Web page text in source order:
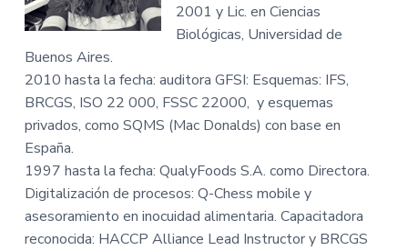
2001 y Lic. en Ciencias
Biológicas, Universidad de
Buenos Aires.
2010 hasta la fecha: auditora GFSI: Esquemas: IFS,
BRCGS, ISO 22 000, FSSC 22000, y esquemas
privados, como SQMS (Mac Donalds) con base en
España.
1997 hasta la fecha: QualyFoods S.A. como Directora.
Digitalización de procesos: Q-Chess mobile y
asesoramiento en inocuidad alimentaria. Capacitadora
reconocida: HACCP Alliance Lead Instructor y BRCGS